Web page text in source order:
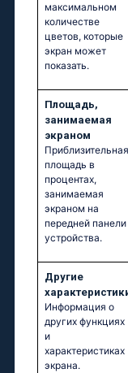
максимальном
количестве
цветов, которые
экран может
показать.
Площадь,
занимаемая
экраном
Приблизительная
площадь в
процентах,
занимаемая
экраном на
передней панели
устройства.
Другие
Информация о
других функциях
и
характеристиках
экрана.